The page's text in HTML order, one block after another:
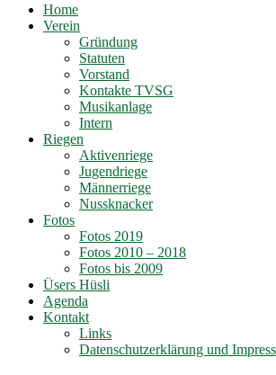
Home
Verein
Gründung
Statuten
Vorstand
Kontakte TVSG
Musikanlage
Intern
Riegen
Aktivenriege
Jugendriege
Männerriege
Nussknacker
Fotos
Fotos 2019
Fotos 2010 – 2018
Fotos bis 2009
Üsers Hüsli
Agenda
Kontakt
Links
Datenschutzerklärung und